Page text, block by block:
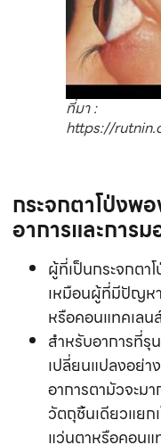
ที่มา :
https://
กระจกตาโป่งพ
อาการและการม
ผู้ที่เป็นกระจกตา
เหมือนผู้ที่มีปัญหา
หรือคอนแทคเลน
สำหรับอาการที่รุ
เปลี่ยนแปลงอย่า
อาการตามัวจะม
วัตถุชิ้นเดียวแยก
แว่นตาหรือคอนแ